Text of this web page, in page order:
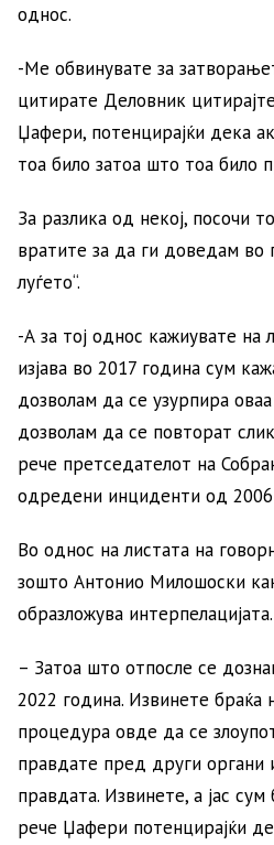
однос.
-Ме обвинувате за
цитирате Деловник
Џафери, потенцирајќи дека
тоа било затоа што тоа било
За разлика од некој, посочи
вратите за да ги доведам
луѓето“.
-А за тој однос кажиувате на
изјава во 2017 година сум
дозволам да се узурпира
дозволам да се повторат
рече претседателот на
одредени инциденти од
Во однос на листата на
зошто Антонио Милошоски
образложува интерпелацијата.
– Затоа што отпосле се
2022 година. Извинете
процедура овде да се
правдате пред други органи
правдата. Извинете, а јас
рече Џафери потенцирајќи